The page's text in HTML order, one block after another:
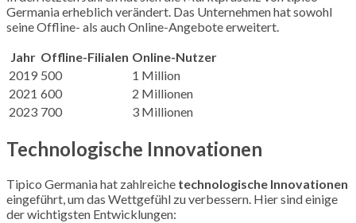
Germania erheblich verändert. Das Unternehmen hat sowohl
seine Offline- als auch Online-Angebote erweitert.
Jahr Offline-Filialen Online-Nutzer
2019 500
1 Million
2021 600
2 Millionen
2023 700 3 Millionen
Technologische Innovationen
Tipico Germania hat zahlreiche technologische Innovationen
eingeführt, um das Wettgefühl zu verbessern. Hier sind einige
der wichtigsten Entwicklungen: